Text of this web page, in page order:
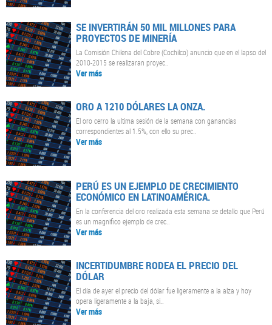
SE INVERTIRÁN 50 MIL MILLONES PARA
PROYECTOS DE MINERÍA
La Comisión Chilena del Cobre (Cochilco) anuncio que en el lapso del
2010-2015 se realizaran proyec..
Ver más
ORO A 1210 DÓLARES LA ONZA.
El oro cerro la ultima sesión de la semana con ganancias
correspondientes al 1.5%, con ello su prec..
Ver más
PERÚ ES UN EJEMPLO DE CRECIMIENTO
ECONÓMICO EN LATINOAMÉRICA.
En la conferencia del oro realizada esta semana se detallo que Perú
es un magnifico ejemplo de crec..
Ver más
INCERTIDUMBRE RODEA EL PRECIO DEL
DÓLAR
El día de ayer el precio del dólar fue ligeramente a la alza y hoy
opera ligeramente a la baja, si..
Ver más